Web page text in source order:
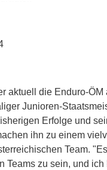
aktuell die Enduro-ÖM
Junioren-
Erfolge und
ihn zu einem
Team.
Teams zu sein, und